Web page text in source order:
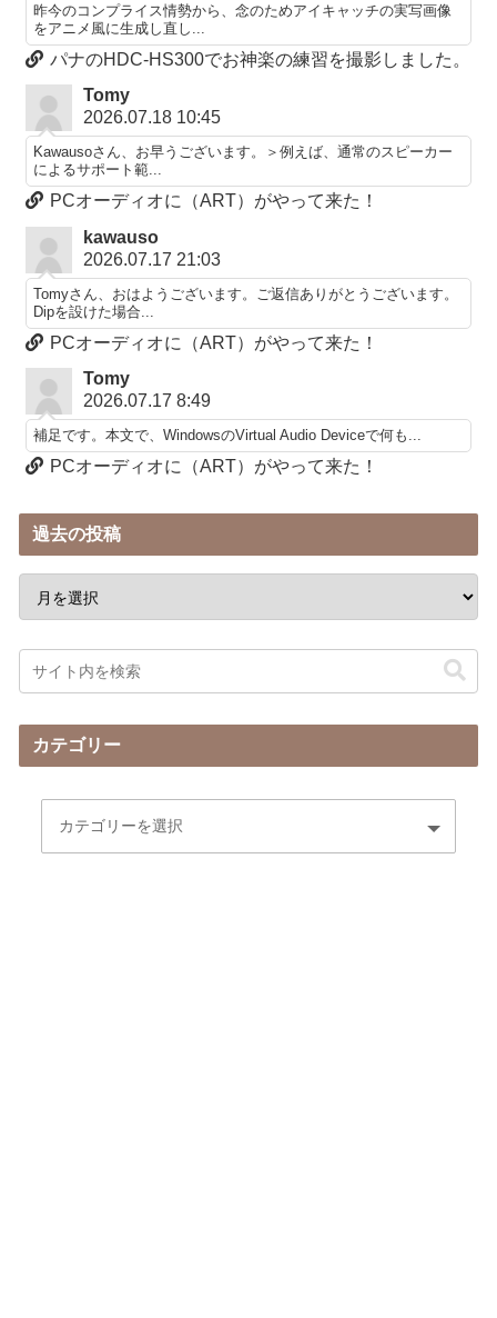
昨今のコンプライス情勢から、念のためアイキャッチの実写画像
をアニメ風に生成し直し...
パナのHDC-HS300でお神楽の練習を撮影しました。
Tomy
2026.07.18 10:45
Kawausoさん、お早うございます。＞例えば、通常のスピーカー
によるサポート範...
PCオーディオに（ART）がやって来た！
kawauso
2026.07.17 21:03
Tomyさん、おはようございます。ご返信ありがとうございます。
Dipを設けた場合...
PCオーディオに（ART）がやって来た！
Tomy
2026.07.17 8:49
補足です。本文で、WindowsのVirtual Audio Deviceで何も...
PCオーディオに（ART）がやって来た！
過去の投稿
カテゴリー